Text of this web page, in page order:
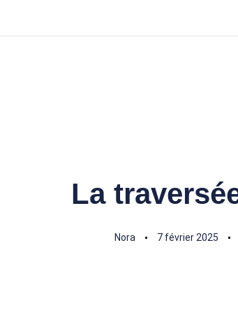
La
Author
Nora
Published
on:
7 février 2025
Published
in: